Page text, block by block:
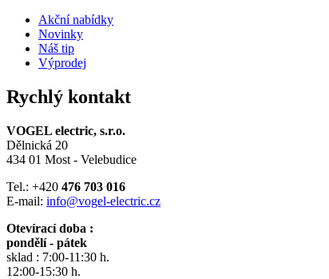
Akční nabídky
Novinky
Náš tip
Výprodej
Rychlý kontakt
VOGEL electric, s.r.o.
Dělnická 20
434 01 Most - Velebudice
Tel.: +420 476 703 016
E-mail: info@vogel-electric.cz
Otevírací doba :
pondělí - pátek
sklad : 7:00-11:30 h.
12:00-15:30 h.